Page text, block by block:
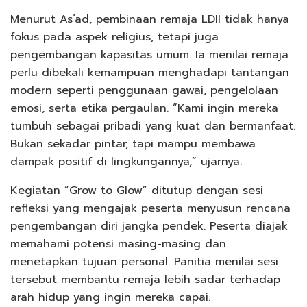
Menurut As’ad, pembinaan remaja LDII tidak hanya
fokus pada aspek religius, tetapi juga
pengembangan kapasitas umum. Ia menilai remaja
perlu dibekali kemampuan menghadapi tantangan
modern seperti penggunaan gawai, pengelolaan
emosi, serta etika pergaulan. “Kami ingin mereka
tumbuh sebagai pribadi yang kuat dan bermanfaat.
Bukan sekadar pintar, tapi mampu membawa
dampak positif di lingkungannya,” ujarnya.
Kegiatan “Grow to Glow” ditutup dengan sesi
refleksi yang mengajak peserta menyusun rencana
pengembangan diri jangka pendek. Peserta diajak
memahami potensi masing-masing dan
menetapkan tujuan personal. Panitia menilai sesi
tersebut membantu remaja lebih sadar terhadap
arah hidup yang ingin mereka capai.